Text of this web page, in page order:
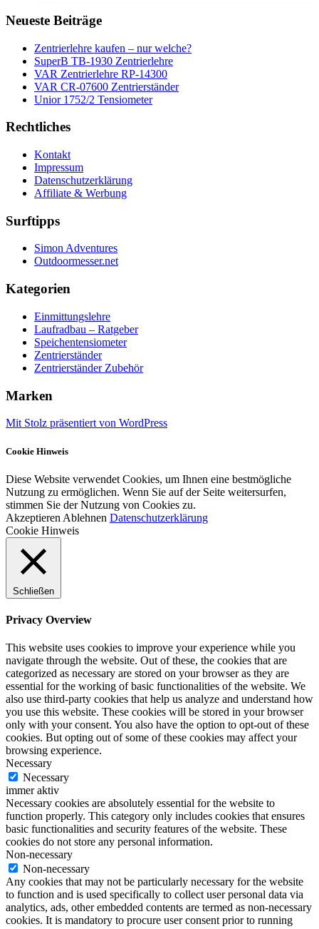
Neueste Beiträge
Zentrierlehre kaufen – nur welche?
SuperB TB-1930 Zentrierlehre
VAR Zentrierlehre RP-14300
VAR CR-07600 Zentrierständer
Unior 1752/2 Tensiometer
Rechtliches
Kontakt
Impressum
Datenschutzerklärung
Affiliate & Werbung
Surftipps
Simon Adventures
Outdoormesser.net
Kategorien
Einmittungslehre
Laufradbau – Ratgeber
Speichentensiometer
Zentrierständer
Zentrierständer Zubehör
Marken
Mit Stolz präsentiert von WordPress
Cookie Hinweis
Diese Website verwendet Cookies, um Ihnen eine bestmögliche
Nutzung zu ermöglichen. Wenn Sie auf der Seite weitersurfen,
stimmen Sie der Nutzung von Cookies zu.
Akzeptieren Ablehnen Datenschutzerklärung
Cookie Hinweis
Schließen
Privacy Overview
This website uses cookies to improve your experience while you
navigate through the website. Out of these, the cookies that are
categorized as necessary are stored on your browser as they are
essential for the working of basic functionalities of the website. We
also use third-party cookies that help us analyze and understand how
you use this website. These cookies will be stored in your browser
only with your consent. You also have the option to opt-out of these
cookies. But opting out of some of these cookies may affect your
browsing experience.
Necessary
Necessary
immer aktiv
Necessary cookies are absolutely essential for the website to
function properly. This category only includes cookies that ensures
basic functionalities and security features of the website. These
cookies do not store any personal information.
Non-necessary
Non-necessary
Any cookies that may not be particularly necessary for the website
to function and is used specifically to collect user personal data via
analytics, ads, other embedded contents are termed as non-necessary
cookies. It is mandatory to procure user consent prior to running